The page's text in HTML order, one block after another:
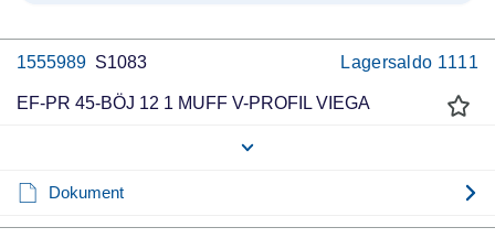
1555989 S1083 Lagersaldo 1111
EF-PR 45-BÖJ 12 1 MUFF V-PROFIL VIEGA
Dokument